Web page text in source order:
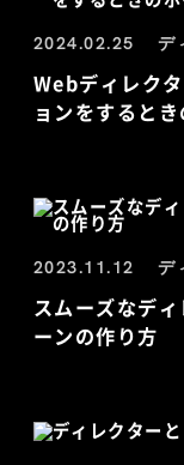
2024.02.25 デ
Webディレク
ョンをすると
2023.11.12 デ
スムーズなデ
ーンの作り方